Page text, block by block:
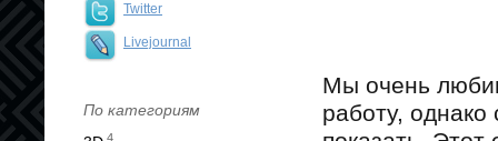
Twitter
Livejournal
По категориям
4
Мы очень
работу,